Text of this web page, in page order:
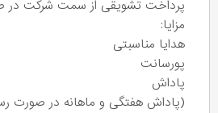
پرداخت تشویقی از سمت شرکت در
مزایا:
هدایا مناسبتی
پورسانت
پاداش
(پاداش هفتگی و ماهانه در صورت